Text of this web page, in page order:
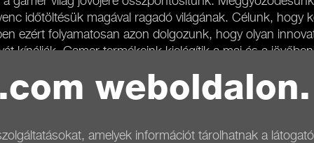
weboldalon.
amelyek információt tárolhatnak a
időtöltésük magával ragadó világának. Célunk, hogy
ezért folyamatosan azon dolgozunk, hogy olyan
kínálják. Gamer termékeink kielégítik a mai és a
és segítesz minket abban, hogy
nap! Reméljük, hogy izgalmas, közös jövő áll előttünk!